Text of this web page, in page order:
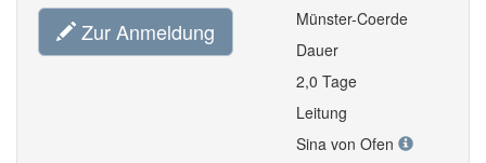
Zur Anmeldung
Münster-Coerde
Dauer
2,0 Tage
Leitung
Sina von Ofen